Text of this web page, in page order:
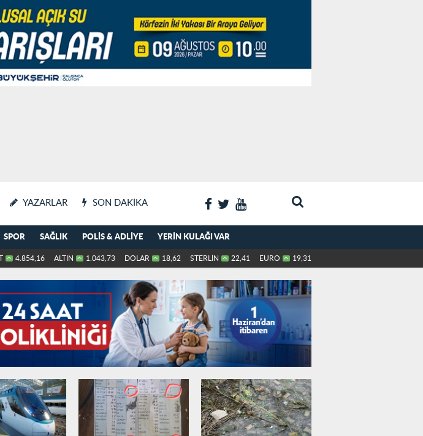
YAZARLAR SON DAKIKA
SPOR SAĞLIK POLIS & ADLIYE YERIN KULAĞI VAR
4.854,16 ALTIN 1.043,73 DOLAR 18,62 STERLİN 22,41 EURO 19,31